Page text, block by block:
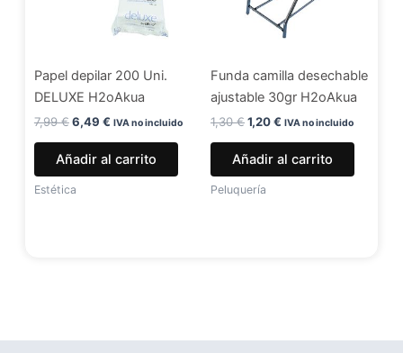
Papel depilar 200 Uni.
DELUXE H2oAkua
7,99€6,49 € IVA no incluido
Añadir al carrito
Estética
Funda camilla desechable
ajustable 30gr H2oAkua
1,30€1,20€ IVA no incluido
Añadir al carrito
Peluquería